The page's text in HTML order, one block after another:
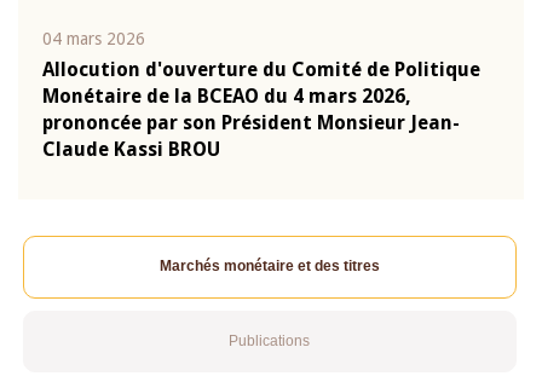
04 mars 2026
Allocution d'ouverture du Comité de Politique
Monétaire de la BCEAO du 4 mars 2026,
prononcée par son Président Monsieur Jean-
Claude Kassi BROU
Marchés monétaire et des titres
Publications